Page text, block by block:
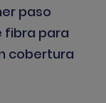
paso
fibra para
cobertura